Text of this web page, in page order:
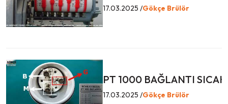
17.03.2025 /Gökçe Brülör
PT 1000 BAĞLANTI SICAK
17.03.2025 /Gökçe Brülör